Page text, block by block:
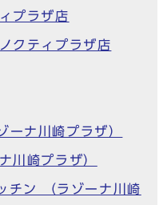
プラザ店
クティプラザ店
ーナ川崎プラザ）
川崎プラザ）
チン （ラゾーナ川崎